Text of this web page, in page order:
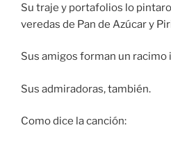
Su traje y portafolios lo
veredas de Pan de Azúcar y
Sus amigos forman un
Sus admiradoras, también.
Como dice la canción: